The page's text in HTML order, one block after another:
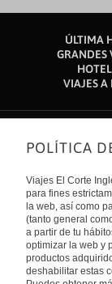
ÚLTIMA
GRANDES
VIAJES A
Sobre
Quiénes somos
Financiación
Sostenibilidad
Turismo
Tarjeta El
Trabaja con
El Corte Inglés
Canal Ético
Enlaces
Guías de viaje
Catálogos
Auto check-in
Condiciones
Política de
Internacional
España
POLÍTICA
Viajes El Corte
para fines
la web, así como
(tanto general
a partir de tu
optimizar la web y
productos
deshabilitar estas